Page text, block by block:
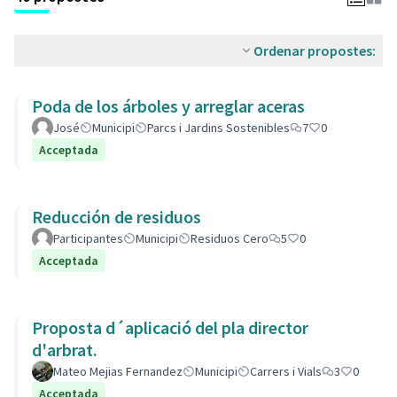
Ordenar propostes:
Poda de los árboles y arreglar aceras
José Municipi Parcs i Jardins Sostenibles 7
0
Acceptada
Reducción de residuos
Participantes Municipi Residuos Cero 5
0
Acceptada
Proposta d´aplicació del pla director
d'arbrat.
Mateo Mejias Fernandez Municipi Carrers i Vials 3
0
Acceptada